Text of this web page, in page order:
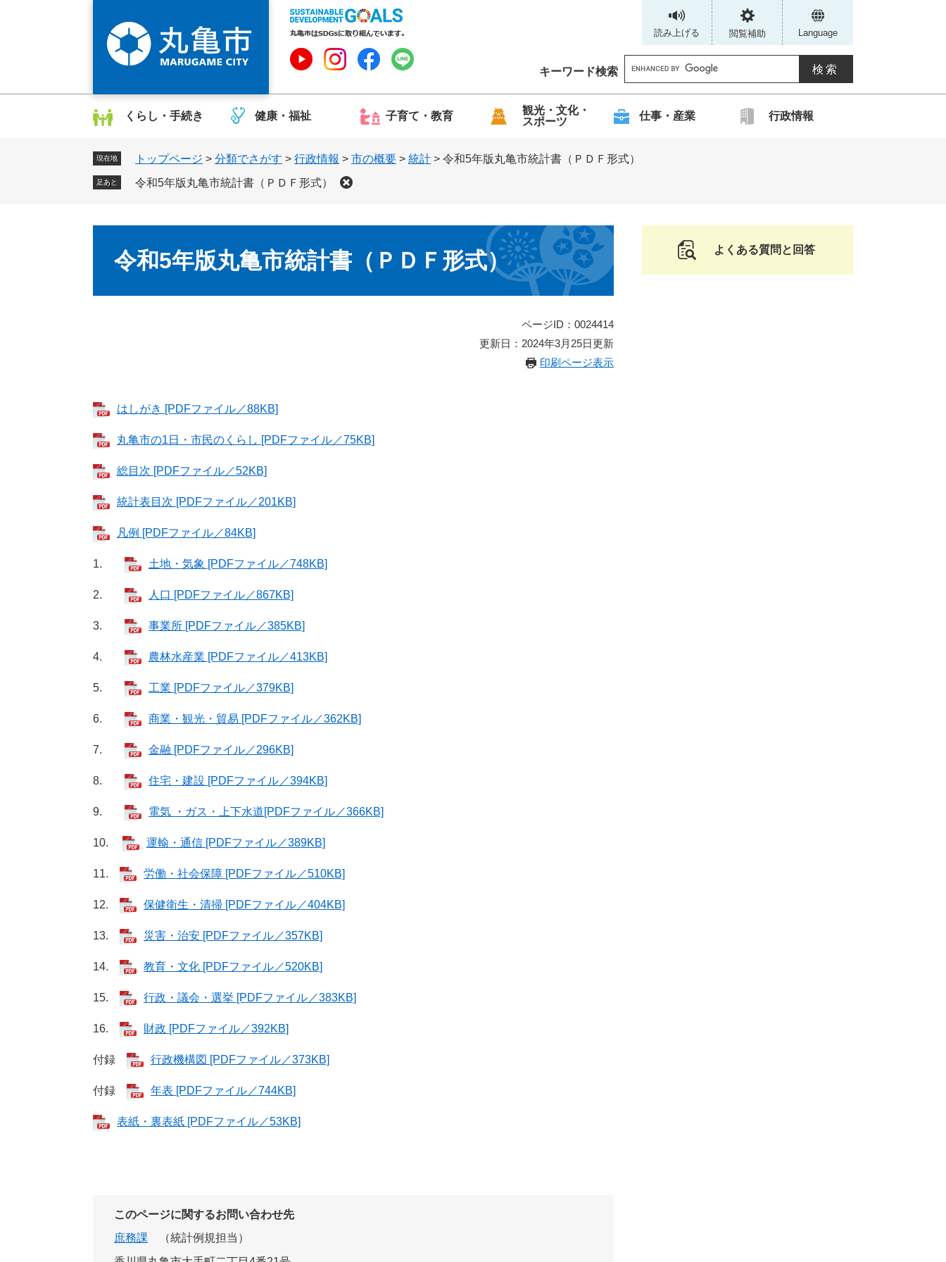
頭
飛
読み上げる 閲覧補助 Language
キーワード検索
G
o
g
l
カ
くらし・手続き 健康・福祉 子育て・教育
観光・文化・
スポーツ
仕事・産業 行政情報
現在地 トップページ > 分類でさがす > 行政情報 > 市の概要 > 統計 > 令和5年版丸亀市統計書（ＰＤＦ形式）
足あと 令和5年版丸亀市統計書（ＰＤＦ形式）
令和5年版丸亀市統計書（ＰＤＦ形式）
ページID：0024414
更新日：2024年3月25日更新
印刷ページ表示
はしがき [PDFファイル／88KB]
丸亀市の1日・市民のくらし [PDFファイル／75KB]
総目次 [PDFファイル／52KB]
統計表目次 [PDFファイル／201KB]
凡例 [PDFファイル／84KB]
1. 土地・気象 [PDFファイル／748KB]
2. 人口 [PDFファイル／867KB]
3. 事業所 [PDFファイル／385KB]
4. 農林水産業 [PDFファイル／413KB]
5. 工業 [PDFファイル／379KB]
6. 商業・観光・貿易 [PDFファイル／362KB]
7. 金融 [PDFファイル／296KB]
8. 住宅・建設 [PDFファイル／394KB]
9. 電気 ・ガス・上下水道[PDFファイル／366KB]
10. 運輸・通信 [PDFファイル／389KB]
11. 労働・社会保障 [PDFファイル／510KB]
12. 保健衛生・清掃 [PDFファイル／404KB]
13. 災害・治安 [PDFファイル／357KB]
14. 教育・文化 [PDFファイル／520KB]
15. 行政・議会・選挙 [PDFファイル／383KB]
16. 財政 [PDFファイル／392KB]
付録 行政機構図 [PDFファイル／373KB]
付録 年表 [PDFファイル／744KB]
表紙・裏表紙 [PDFファイル／53KB]
このページに関するお問い合わせ先
庶務課
統計例規担当
よくある質問と回答